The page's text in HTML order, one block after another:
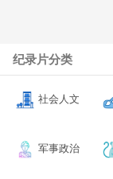
纪录片分类
社会人文
军事政治